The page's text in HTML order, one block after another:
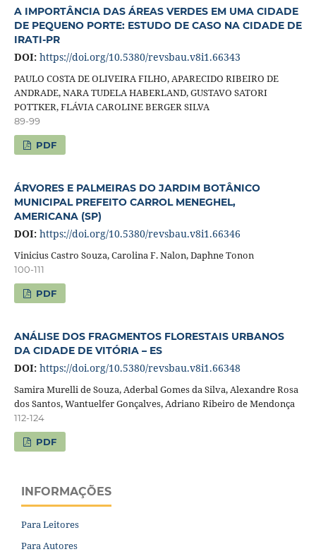
A IMPORTÂNCIA DAS ÁREAS VERDES EM UMA CIDADE
DE PEQUENO PORTE: ESTUDO DE CASO NA CIDADE DE
IRATI-PR
DOI: https://doi.org/10.5380/revsbau.v8i1.66343
PAULO COSTA DE OLIVEIRA FILHO, APARECIDO RIBEIRO DE
ANDRADE, NARA TUDELA HABERLAND, GUSTAVO SATORI
POTTKER, FLÁVIA CAROLINE BERGER SILVA
89-99
PDF
ÁRVORES E PALMEIRAS DO JARDIM BOTÂNICO
MUNICIPAL PREFEITO CARROL MENEGHEL,
AMERICANA (SP)
DOI: https://doi.org/10.5380/revsbau.v8i1.66346
Vinicius Castro Souza, Carolina F. Nalon, Daphne Tonon
100-111
PDF
ANÁLISE DOS FRAGMENTOS FLORESTAIS URBANOS
DA CIDADE DE VITÓRIA – ES
DOI: https://doi.org/10.5380/revsbau.v8i1.66348
Samira Murelli de Souza, Aderbal Gomes da Silva, Alexandre Rosa
dos Santos, Wantuelfer Gonçalves, Adriano Ribeiro de Mendonça
112-124
PDF
INFORMAÇÕES
Para Leitores
Para Autores